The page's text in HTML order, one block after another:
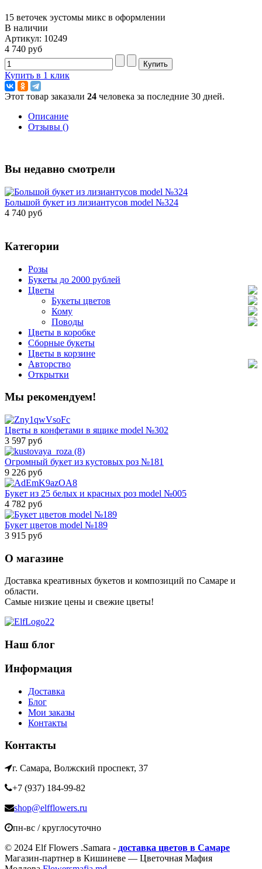
15 веточек эустомы микс в оформлении
В наличии
Артикул: 10249
4 740 руб
Купить в 1 клик
Этот товар заказали 24 человека за последние 30 дней.
Описание
Отзывы ()
Вы недавно смотрели
Большой букет из лизиантусов model №324
4 740 руб
Категории
Розы
Букеты до 2000 рублей
Цветы
Букеты цветов
Кому
Поводы
Цветы в коробке
Сборные букеты
Цветы в корзине
Авторство
Открытки
Мы рекомендуем!
Цветы в конфетами в ящике model №302
3 597 руб
Огромный букет из кустовых роз №181
9 226 руб
Букет из 25 белых и красных роз model №005
4 782 руб
Букет цветов model №189
3 915 руб
О магазине
Доставка креативных букетов и композиций по Самаре и
области.
Самые низкие цены и свежие цветы!
Наш блог
Информация
Доставка
Блог
Мои заказы
Контакты
Контакты
г. Самара, Волжский проспект, 37
+7 (937) 184-99-82
shop@elfflowers.ru
пн-вс / круглосуточно
© 2024 Elf Flowers .Samara - доставка цветов в Самаре
Магазин-партнер в Кишиневе — Цветочная Мафия